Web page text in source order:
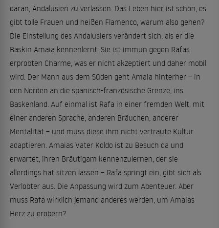
daran, Andalusien zu verlassen. Das Leben hier ist schön, es
gibt tolle Frauen und heißen Flamenco, warum also gehen?
Die Einstellung des Andalusiers verändert sich, als er die
Baskin Amaia kennenlernt. Sie ist immun gegen Rafas
erprobten Charme, was er nicht akzeptiert und daher mobil
wird. Der Mann aus dem Süden geht Amaia hinterher – in
den Norden an die spanisch-französische Grenze, ins
Baskenland. Auf einmal ist Rafa in einer fremden Welt, mit
einer anderen Sprache, anderen Bräuchen, anderer
Mentalität – und muss diese ihm nicht vertraute Kultur
adaptieren. Amaias Vater Koldo ist zu Besuch da und
erwartet, ihren Bräutigam kennenzulernen, der sie
allerdings hat sitzen lassen – Rafa springt ein, gibt sich als
Verlobter aus. Die Anpassung wird zum Abenteuer. Aber
muss Rafa wirklich jemand anderes werden, um Amaias
Herz zu erobern?